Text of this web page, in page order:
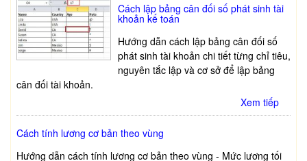
Cách lập bảng cân đối số phát sinh tài
khoản kế toán
Hướng dẫn cách lập bảng cân đối số
phát sinh tài khoản chi tiết từng chỉ tiêu,
nguyên tắc lập và cơ sở để lập bảng
cân đối tài khoản.
Xem tiếp
Cách tính lương cơ bản theo vùng
Hướng dẫn cách tính lương cơ bản theo vùng - Mức lương tối